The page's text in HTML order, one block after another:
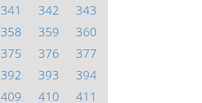
341 342
343
358 359
360
375 376
377
392 393
394
409 410
411